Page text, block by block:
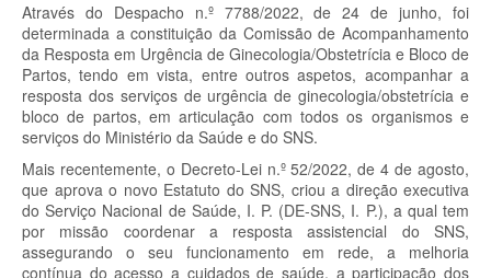
Através do Despacho n.º 7788/2022, de 24 de junho, foi
determinada a constituição da Comissão de Acompanhamento
da Resposta em Urgência de Ginecologia/Obstetrícia e Bloco de
Partos, tendo em vista, entre outros aspetos, acompanhar a
resposta dos serviços de urgência de ginecologia/obstetrícia e
bloco de partos, em articulação com todos os organismos e
serviços do Ministério da Saúde e do SNS.
Mais recentemente, o Decreto-Lei n.º 52/2022, de 4 de agosto,
que aprova o novo Estatuto do SNS, criou a direção executiva
do Serviço Nacional de Saúde, I. P. (DE-SNS, I. P.), a qual tem
por missão coordenar a resposta assistencial do SNS,
assegurando o seu funcionamento em rede, a melhoria
contínua do acesso a cuidados de saúde, a participação dos